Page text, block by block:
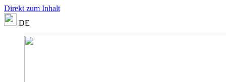
Direkt zum Inhalt
DE